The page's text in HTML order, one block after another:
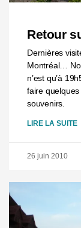
Retour
Dernières
Montréal…
n’est qu’à
faire
souvenirs.
LIRE LA SUITE
26 juin 2010